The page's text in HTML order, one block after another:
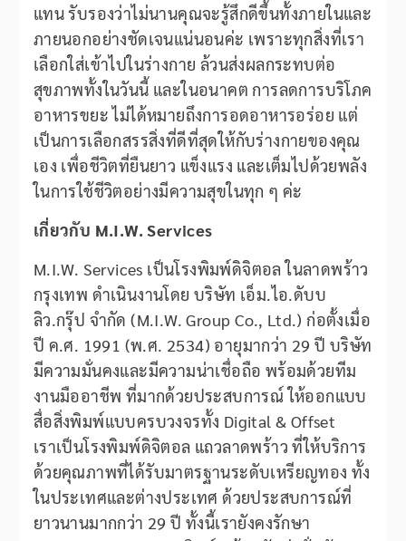
แทน รับรองว่าไม่นานคุณจะรู้สึกดีขึ้นทั้งภายในและ
ภายนอกอย่างชัดเจนแน่นอนค่ะ เพราะทุกสิ่งที่เรา
เลือกใส่เข้าไปในร่างกาย ล้วนส่งผลกระทบต่อ
สุขภาพทั้งในวันนี้ และในอนาคต การลดการบริโภค
อาหารขยะ ไม่ได้หมายถึงการอดอาหารอร่อย แต่
เป็นการเลือกสรรสิ่งที่ดีที่สุดให้กับร่างกายของคุณ
เอง เพื่อชีวิตที่ยืนยาว แข็งแรง และเต็มไปด้วยพลัง
ในการใช้ชีวิตอย่างมีความสุขในทุก ๆ ค่ะ
เกี่ยวกับ M.I.W. Services
M.I.W. Services เป็นโรงพิมพ์ดิจิตอล ในลาดพร้าว
กรุงเทพ ดำเนินงานโดย บริษัท เอ็ม.ไอ.ดับบ
ลิว.กรุ๊ป จำกัด (M.I.W. Group Co., Ltd.) ก่อตั้งเมื่อ
ปี ค.ศ. 1991 (พ.ศ. 2534) อายุมากว่า 29 ปี บริษัท
มีความมั่นคงและมีความน่าเชื่อถือ พร้อมด้วยทีม
งานมืออาชีพ ที่มากด้วยประสบการณ์ ให้ออกแบบ
สื่อสิ่งพิมพ์แบบครบวงจรทั้ง Digital & Offset
เราเป็นโรงพิมพ์ดิจิตอล แถวลาดพร้าว ที่ให้บริการ
ด้วยคุณภาพที่ได้รับมาตรฐานระดับเหรียญทอง ทั้ง
ในประเทศและต่างประเทศ ด้วยประสบการณ์ที่
ยาวนานมากกว่า 29 ปี ทั้งนี้เรายังคงรักษา